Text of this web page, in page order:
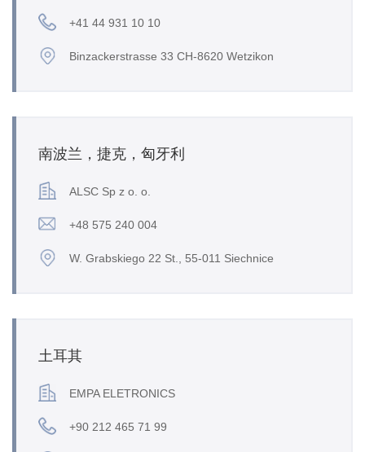
+41 44 931 10 10
Binzackerstrasse 33 CH-8620 Wetzikon
南波兰，捷克，匈牙利
ALSC Sp z o. o.
+48 575 240 004
W. Grabskiego 22 St., 55-011 Siechnice
土耳其
EMPA ELETRONICS
+90 212 465 71 99